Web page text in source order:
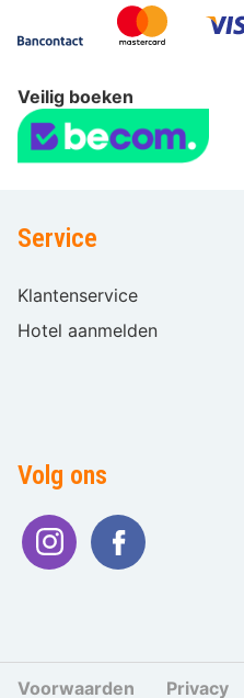
Veilig boeken
Service
Klantenservice
Hotel aanmelden
Volg ons
Voorwaarden Privacy